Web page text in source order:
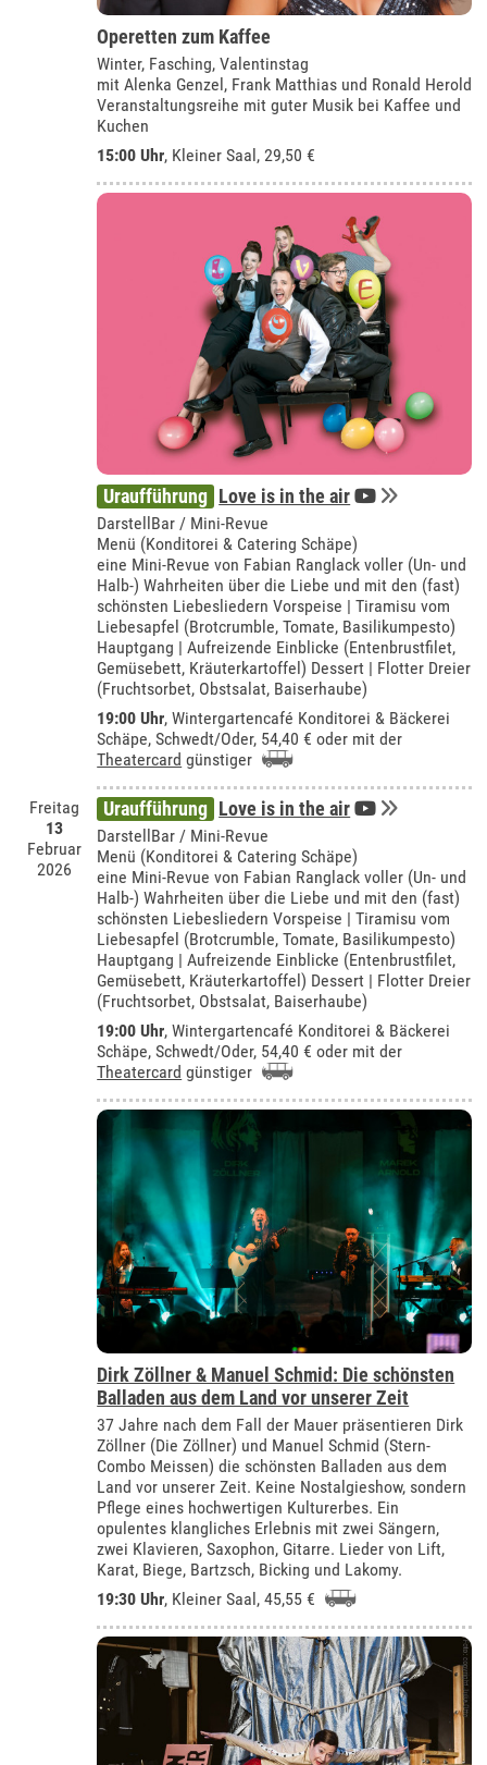
Operetten zum Kaffee
Winter, Fasching, Valentinstag
mit Alenka Genzel, Frank Matthias und Ronald Herold
Veranstaltungsreihe mit guter Musik bei Kaffee und
Kuchen
15:00 Uhr, Kleiner Saal, 29,50 €
Uraufführung Love is in the air
DarstellBar / Mini-Revue
Menü (Konditorei & Catering Schäpe)
eine Mini-Revue von Fabian Ranglack voller (Un- und
Halb-) Wahrheiten über die Liebe und mit den (fast)
schönsten Liebesliedern Vorspeise | Tiramisu vom
Liebesapfel (Brotcrumble, Tomate, Basilikumpesto)
Hauptgang | Aufreizende Einblicke (Entenbrustfilet,
Gemüsebett, Kräuterkartoffel) Dessert | Flotter Dreier
(Fruchtsorbet, Obstsalat, Baiserhaube)
19:00 Uhr,Wintergartencafé Konditorei & Bäckerei
Schäpe, Schwedt/Oder, 54,40 € oder mit der
Theatercard günstiger
Freitag
13
Februar
2026
Uraufführung Love is in the air
DarstellBar / Mini-Revue
Menü (Konditorei & Catering Schäpe)
eine Mini-Revue von Fabian Ranglack voller (Un- und
Halb-) Wahrheiten über die Liebe und mit den (fast)
schönsten Liebesliedern Vorspeise | Tiramisu vom
Liebesapfel (Brotcrumble, Tomate, Basilikumpesto)
Hauptgang | Aufreizende Einblicke (Entenbrustfilet,
Gemüsebett, Kräuterkartoffel) Dessert | Flotter Dreier
(Fruchtsorbet, Obstsalat, Baiserhaube)
19:00 Uhr,Wintergartencafé Konditorei & Bäckerei
Schäpe, Schwedt/Oder, 54,40 € oder mit der
Theatercard günstiger
Dirk Zöllner & Manuel Schmid: Die schönsten
Balladen aus dem Land vor unserer Zeit
37 Jahre nach dem Fall der Mauer präsentieren Dirk
Zöllner (Die Zöllner) und Manuel Schmid (Stern-
Combo Meissen) die schönsten Balladen aus dem
Land vor unserer Zeit. Keine Nostalgieshow, sondern
Pflege eines hochwertigen Kulturerbes. Ein
opulentes klangliches Erlebnis mit zwei Sängern,
zwei Klavieren, Saxophon, Gitarre. Lieder von Lift,
Karat, Biege, Bartzsch, Bicking und Lakomy.
19:30 Uhr, Kleiner Saal, 45,55 €